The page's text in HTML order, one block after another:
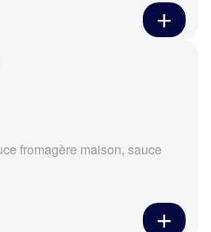
fromagère maison, sauce